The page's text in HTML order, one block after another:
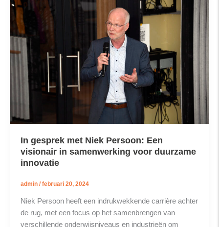
In gesprek met Niek Persoon: Een
visionair in samenwerking voor duurzame
innovatie
admin /februari 20, 2024
Niek Persoon heeft een indrukwekkende carrière achter
de rug, met een focus op het samenbrengen van
verschillende onderwijsniveaus en industrieën om